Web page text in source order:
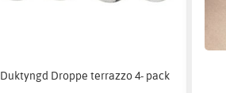
Duktyngd Droppe terrazzo 4- pack